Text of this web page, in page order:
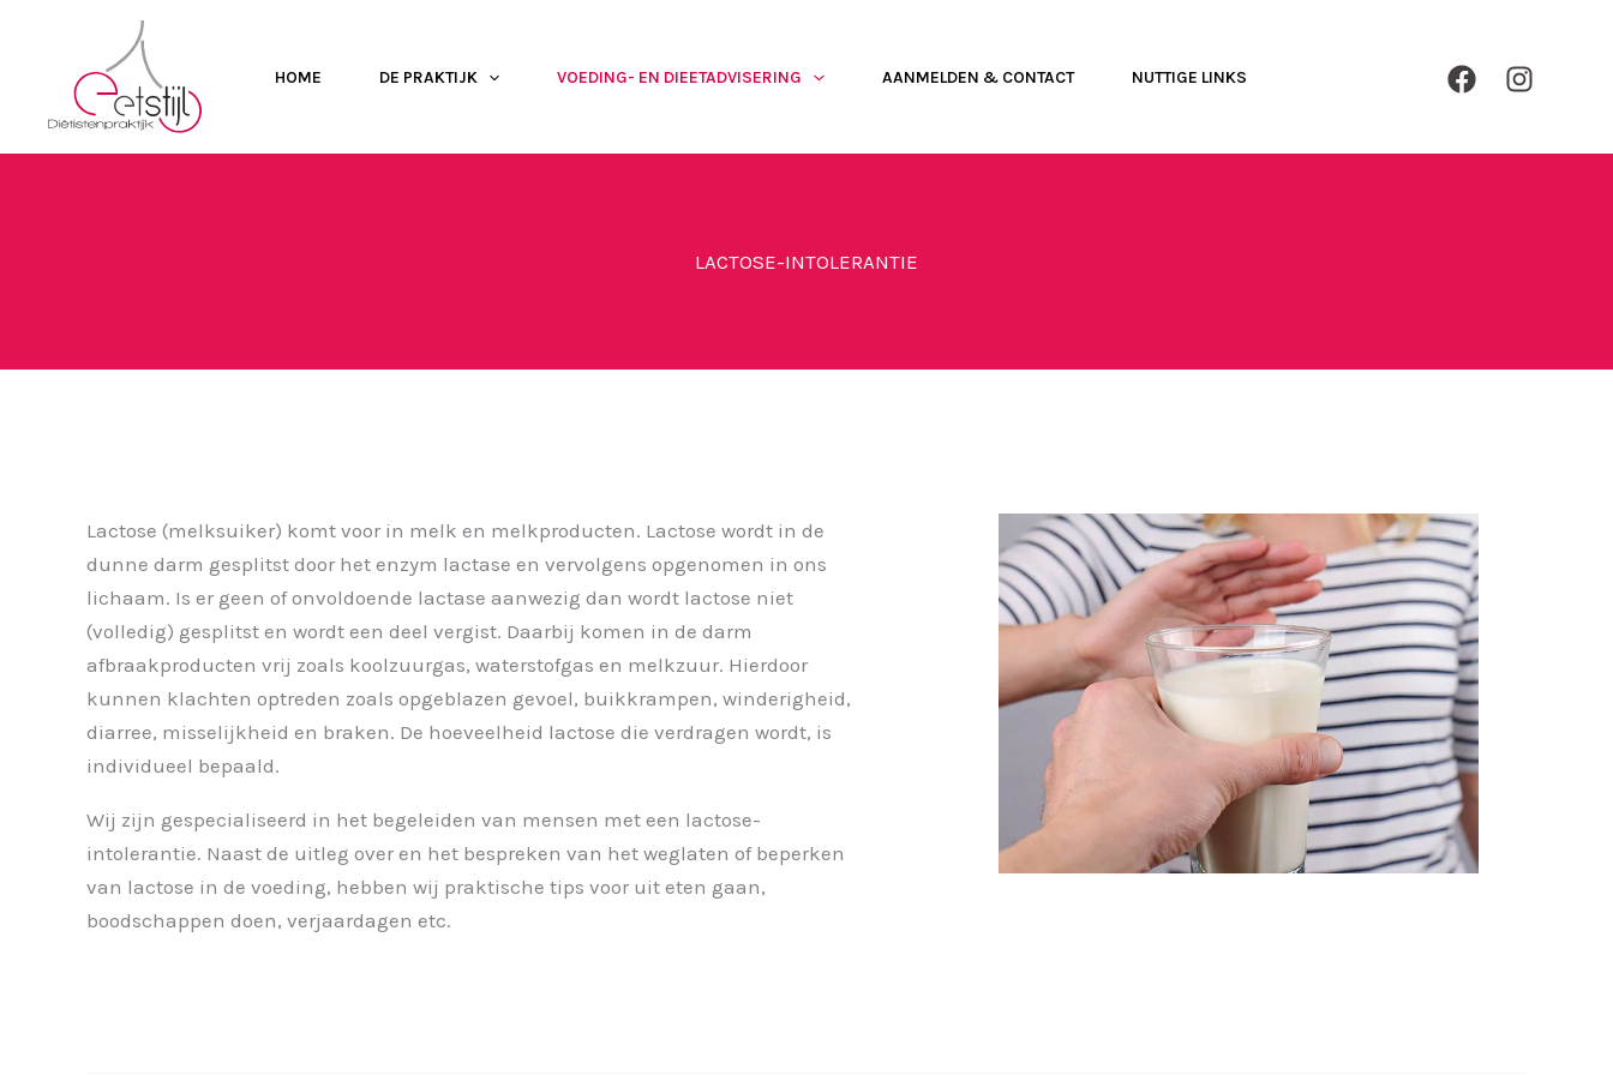
inhoud
HOME DE PRAKTIJK VOEDING- EN DIEETADVISERING AANMELDEN & CONTACT NUTTIGE LINKS
LACTOSE-INTOLERANTIE
Lactose (melksuiker) komt voor in melk en melkproducten. Lactose wordt in de
dunne darm gesplitst door het enzym lactase en vervolgens opgenomen in ons
lichaam. Is er geen of onvoldoende lactase aanwezig dan wordt lactose niet
(volledig) gesplitst en wordt een deel vergist. Daarbij komen in de darm
afbraakproducten vrij zoals koolzuurgas, waterstofgas en melkzuur. Hierdoor
kunnen klachten optreden zoals opgeblazen gevoel, buikkrampen, winderigheid,
diarree, misselijkheid en braken. De hoeveelheid lactose die verdragen wordt, is
individueel bepaald.
Wij zijn gespecialiseerd in het begeleiden van mensen met een lactose-
intolerantie. Naast de uitleg over en het bespreken van het weglaten of beperken
van lactose in de voeding, hebben wij praktische tips voor uit eten gaan,
boodschappen doen, verjaardagen etc.